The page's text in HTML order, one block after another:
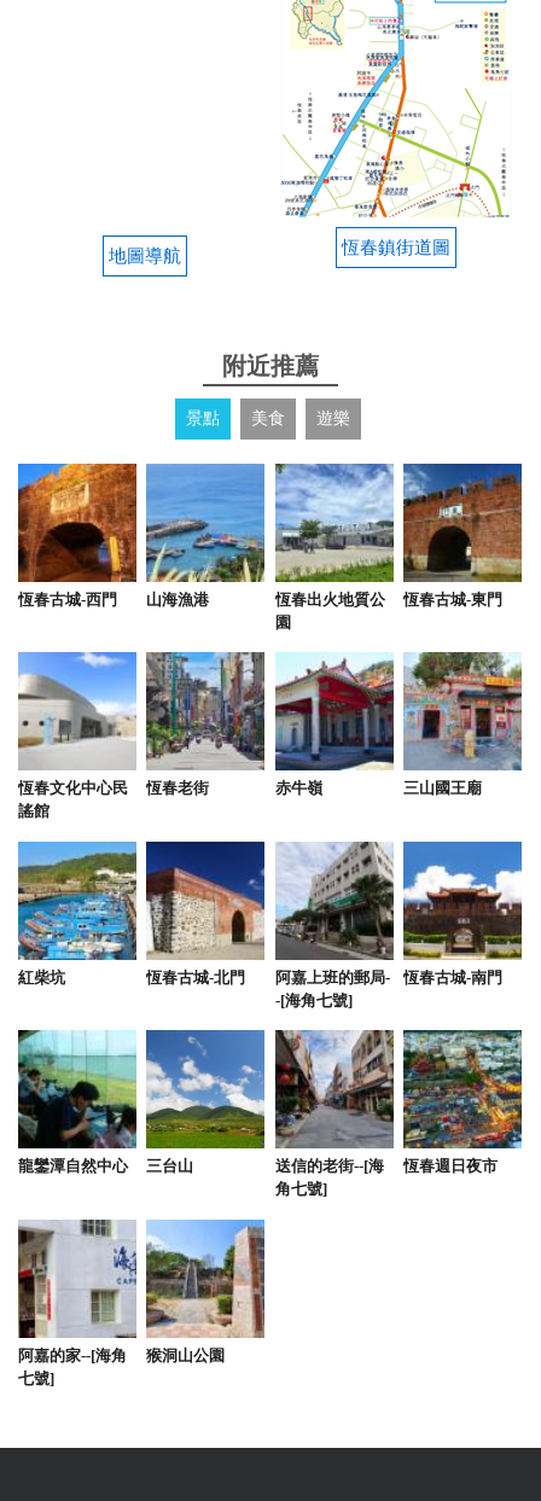
from google
2023-02-03 13:25:57
溫馨，舒適，設備齊全，有麻將桌，可K歌，烤肉，
玩遊戲機，重點是帥哥老闆親切又熱情，是值得再一
次入住的民宿，讓人感到放鬆，自在。
2022-12-11 20:11:49
有麻將桌、PS5可以玩，還能烤肉！房間乾淨整齊！
老闆親切貼心。 歡迎大家來墾丁的時候入住此民
from google
2022-06-06 04:51:10
民宿很溫馨有家的感覺，住起來也很舒適又乾淨，很
適合一家老小或朋友出遊的住宿，唱歌、遊戲機、烤
肉、自己煮 樣樣都有，夜晚也很寧靜
2022-05-08 00:36:54
PS5！！其中一款跳舞遊戲很適合飯後、酒後大家一
起來動一動
from google
2021-10-29 07:21:32
老闆人很好 親切且專業的服務！ 環境很棒很舒適，
耍廢勝地 大推啊
2021-08-20 02:36:58
老闆人超好，臨時多加一房沒有跟我們多收費 環境
優，下次還是選擇洛克入住
2021-05-10 19:22:17
到達全聯，採買相當方便。還有 提供PS5遊戲主機，
地圖導航 恆春鎮街道圖
附近推薦
景點 美食 遊樂
恆春古城-西門 山海漁港
恆春出火地質公
園
恆春古城-東門
恆春文化中心民
謠館
恆春老街 赤牛嶺 三山國王廟
紅柴坑 恆春古城-北門
阿嘉上班的郵局-
-[海角七號]
恆春古城-南門
龍鑾潭自然中心 三台山
送信的老街--[海
角七號]
恆春週日夜市
阿嘉的家--[海角
七號]
猴洞山公園